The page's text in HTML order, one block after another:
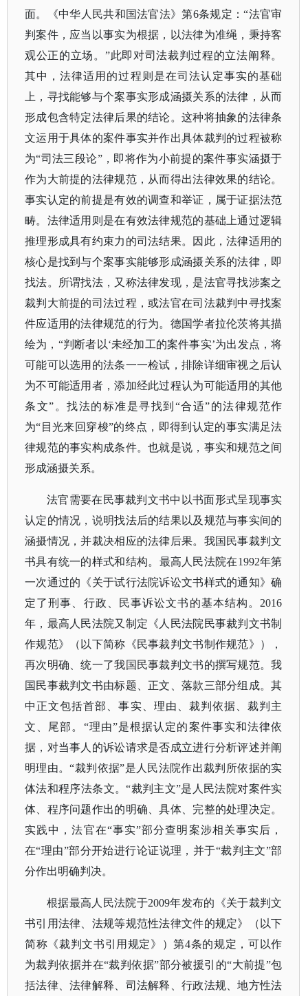
面。《中华人民共和国法官法》第6条规定：“法官审
判案件，应当以事实为根据，以法律为准绳，秉持客
观公正的立场。”此即对司法裁判过程的立法阐释。
其中，法律适用的过程则是在司法认定事实的基础
上，寻找能够与个案事实形成涵摄关系的法律，从而
形成包含特定法律后果的结论。这种将抽象的法律条
文运用于具体的案件事实并作出具体裁判的过程被称
为“司法三段论”，即将作为小前提的案件事实涵摄于
作为大前提的法律规范，从而得出法律效果的结论。
事实认定的前提是有效的调查和举证，属于证据法范
畴。法律适用则是在有效法律规范的基础上通过逻辑
推理形成具有约束力的司法结果。因此，法律适用的
核心是找到与个案事实能够形成涵摄关系的法律，即
找法。所谓找法，又称法律发现，是法官寻找涉案之
裁判大前提的司法过程，或法官在司法裁判中寻找案
件应适用的法律规范的行为。德国学者拉伦茨将其描
绘为，“判断者以‘未经加工的案件事实’为出发点，将
可能可以选用的法条一一检试，排除详细审视之后认
为不可能适用者，添加经此过程认为可能适用的其他
条文”。找法的标准是寻找到“合适”的法律规范作
为“目光来回穿梭”的终点，即得到认定的事实满足法
律规范的事实构成条件。也就是说，事实和规范之间
形成涵摄关系。
法官需要在民事裁判文书中以书面形式呈现事实
认定的情况，说明找法后的结果以及规范与事实间的
涵摄情况，并裁决相应的法律后果。我国民事裁判文
书具有统一的样式和结构。最高人民法院在1992年第
一次通过的《关于试行法院诉讼文书样式的通知》确
定了刑事、行政、民事诉讼文书的基本结构。2016
年，最高人民法院又制定《人民法院民事裁判文书制
作规范》（以下简称《民事裁判文书制作规范》），
再次明确、统一了我国民事裁判文书的撰写规范。我
国民事裁判文书由标题、正文、落款三部分组成。其
中正文包括首部、事实、理由、裁判依据、裁判主
文、尾部。“理由”是根据认定的案件事实和法律依
据，对当事人的诉讼请求是否成立进行分析评述并阐
明理由。“裁判依据”是人民法院作出裁判所依据的实
体法和程序法条文。“裁判主文”是人民法院对案件实
体、程序问题作出的明确、具体、完整的处理决定。
实践中，法官在“事实”部分查明案涉相关事实后，
在“理由”部分开始进行论证说理，并于“裁判主文”部
分作出明确判决。
根据最高人民法院于2009年发布的《关于裁判文
书引用法律、法规等规范性法律文件的规定》（以下
简称《裁判文书引用规定》）第4条的规定，可以作
为裁判依据并在“裁判依据”部分被援引的“大前提”包
括法律、法律解释、司法解释、行政法规、地方性法